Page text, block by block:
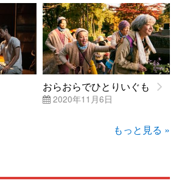
おらおらでひとりいぐも
2020年11月6日
もっと見る »